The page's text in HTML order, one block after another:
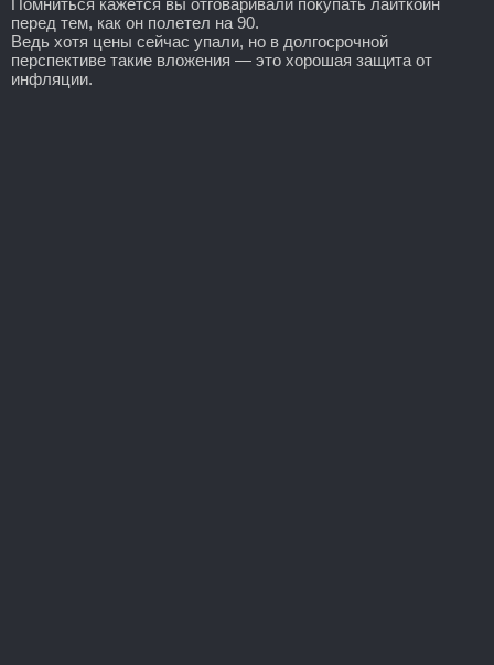
перед тем, как он полетел на 90.
Ведь хотя цены сейчас упали, но в долгосрочной
перспективе такие вложения — это хорошая защита от
инфляции.